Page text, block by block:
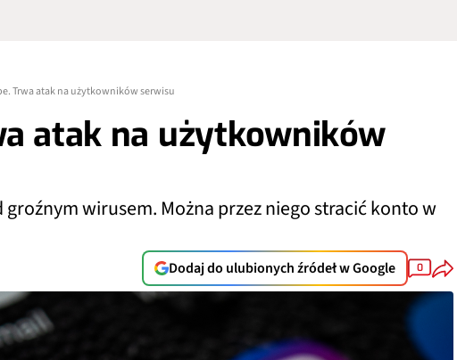
Trwa atak na użytkowników serwisu
atak na użytkowników
wirusem. Można przez niego stracić konto w
Dodaj do ulubionych źródeł w Google 0